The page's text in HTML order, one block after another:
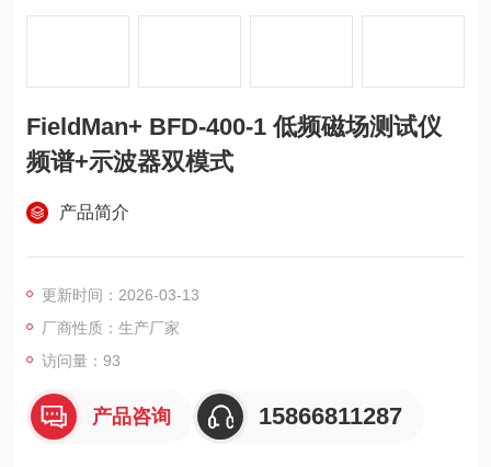
FieldMan+ BFD-400-1 低频磁场测试仪
频谱+示波器双模式
产品简介
更新时间：2026-03-13
厂商性质：生产厂家
访问量：93
产品咨询 15866811287